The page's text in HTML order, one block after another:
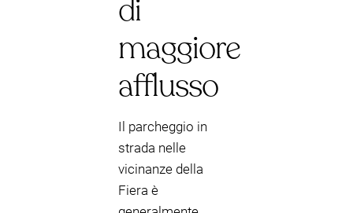
di
maggiore
afflusso
Il parcheggio in
strada nelle
vicinanze della
Fiera è